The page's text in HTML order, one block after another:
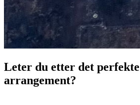
Leter du etter det
arrangement?